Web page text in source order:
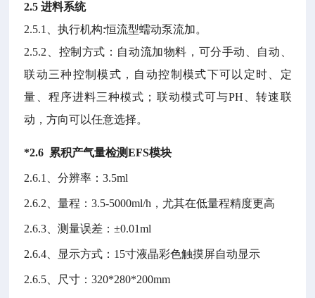
2.5进料系统
2.5.1
、执行机构:恒流型蠕动泵流加。
2.5.2 、控制方式：自动流加物料，可分手动、自动、
联动三种控制模式，自动控制模式下可以定时、定
量、程序进料三种模式；联动模式可与PH 、转速联
动，方向可以任意选择。
*2.6 累积产气量检测EFS模块
2.6.1、分辨率：3.5ml
2.6.2、量程：3.5-5000ml/h ，尤其在低量程精度更高
2.6.3、测量误差：±0.01ml
2.6.4、 显示方式： 15寸液晶彩色触摸屏自动显示
2.6.5、 尺寸：320*280*200mm